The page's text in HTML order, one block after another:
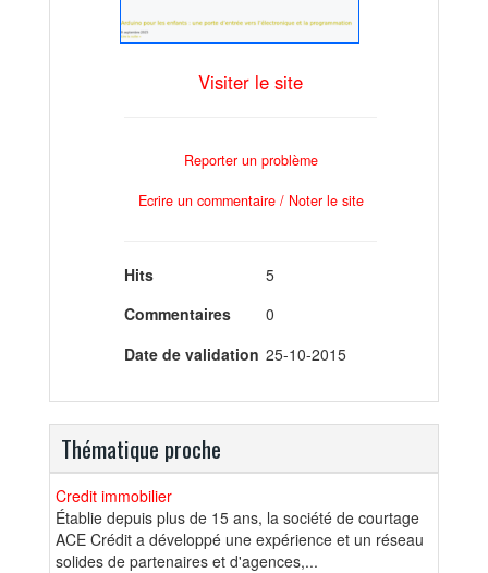
Visiter le site
Reporter un problème
Ecrire un commentaire / Noter le site
Hits
5
Commentaires
0
Date de validation 25-10-2015
Thématique proche
Credit immobilier
Établie depuis plus de 15 ans, la société de courtage
ACE Crédit a développé une expérience et un réseau
solides de partenaires et d'agences,...